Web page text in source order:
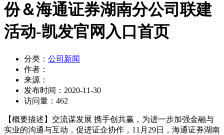
份＆海通证券湖南分公司联建
活动-凯发官网入口首页
分类： 公司新闻
作者：
来源：
发布时间： 2020-11-30
访问量： 462
【概要描述】 交流谋发展 携手创共赢，为进一步加强金融与
实业的沟通与互动，促进证企协作，11月29日，海通证券湖南